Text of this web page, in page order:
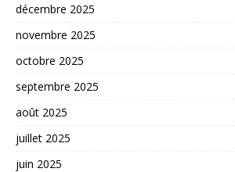
décembre 2025
novembre 2025
octobre 2025
septembre 2025
août 2025
juillet 2025
juin 2025